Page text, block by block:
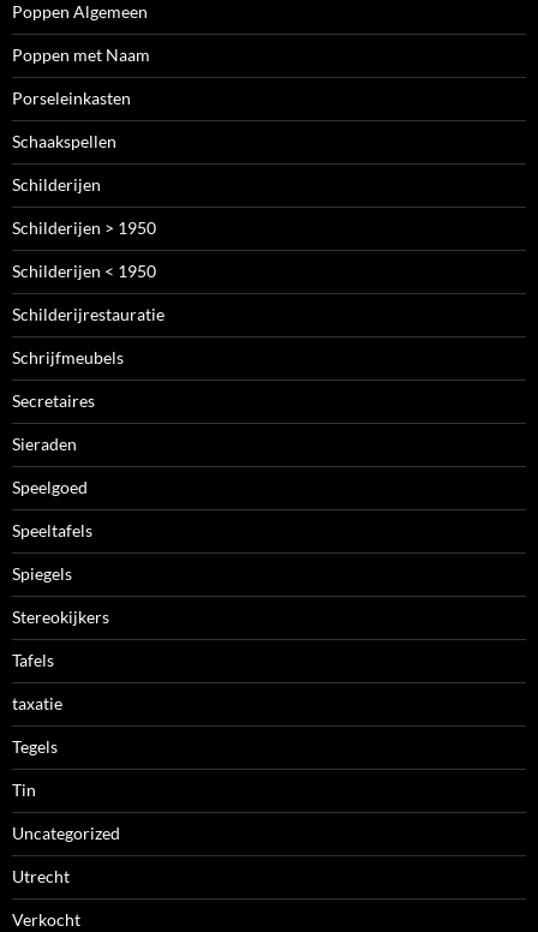
Poppen Algemeen
Poppen met Naam
Porseleinkasten
Schaakspellen
Schilderijen
Schilderijen > 1950
Schilderijen < 1950
Schilderijrestauratie
Schrijfmeubels
Secretaires
Sieraden
Speelgoed
Speeltafels
Spiegels
Stereokijkers
Tafels
taxatie
Tegels
Tin
Uncategorized
Utrecht
Verkocht